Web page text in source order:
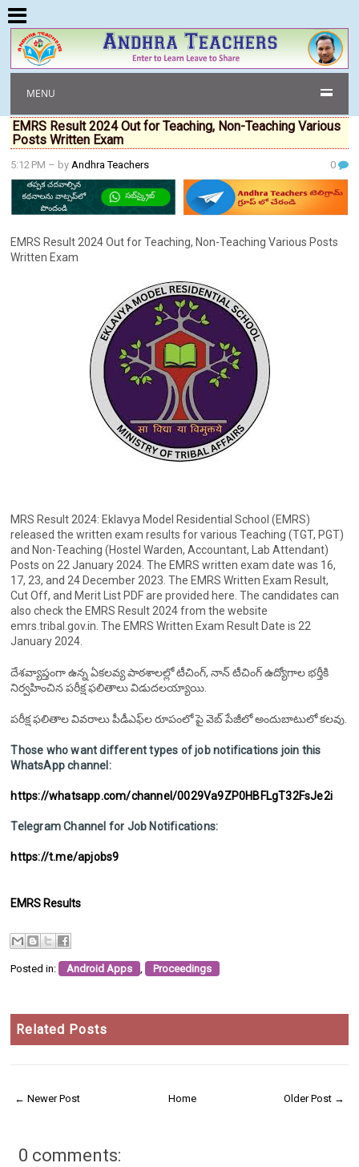
MENU
EMRS Result 2024 Out for Teaching, Non-Teaching Various
Posts Written Exam
5:12 PM – byAndhra Teachers 0
EMRS Result 2024 Out for Teaching, Non-Teaching Various Posts
Written Exam
MRS Result 2024: Eklavya Model Residential School (EMRS)
released the written exam results for various Teaching (TGT, PGT)
and Non-Teaching (Hostel Warden, Accountant, Lab Attendant)
Posts on 22 January 2024. The EMRS written exam date was 16,
17, 23, and 24 December 2023. The EMRS Written Exam Result,
Cut Off, and Merit List PDF are provided here. The candidates can
also check the EMRS Result 2024 from the website
emrs.tribal.gov.in. The EMRS Written Exam Result Date is 22
January 2024.
దేశవ్యాప్తంగా ఉన్న ఏకలవ్య పాఠశాలల్లో టీచింగ్‌, నాన్‌ టీచింగ్‌ ఉద్యోగాల భర్తీకి
నిర్వహించిన పరీక్ష ఫలితాలు విడుదలయ్యాయి.
పరీక్ష ఫలితాల వివరాలు పీడీఎఫ్‌ల రూపంలో పై వెబ్ పేజీలో అందుబాటులో కలవు.
Those who want different types of job notifications join this
WhatsApp channel:
https://whatsapp.com/channel/0029Va9ZP0HBFLgT32FsJe2i
Telegram Channel for Job Notifications:
https://t.me/apjobs9
EMRS Results
Posted in: Android Apps , Proceedings
Related Posts
← Newer Post Older Post →
Home
0 comments: